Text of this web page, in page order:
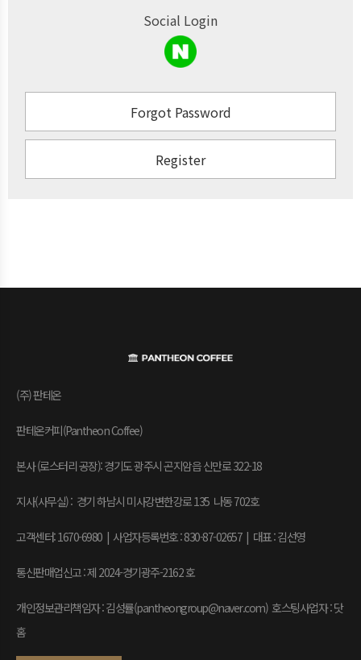
Social Login
Forgot Password
Register
(주) 판테온
판테온커피(Pantheon Coffee)
본사 (로스터리 공장): 경기도 광주시 곤지암읍 신만로 322-18
지사(사무실) : 경기 하남시 미사강변한강로 135 나동 702호
고객센터: 1670-6980 | 사업자등록번호 : 830-87-02657 | 대표 : 김선영
통신판매업신고 : 제 2024-경기광주-2162 호
개인정보관리책임자 : 김성률(pantheongroup@naver.com) 호스팅사업자 : 닷
홈